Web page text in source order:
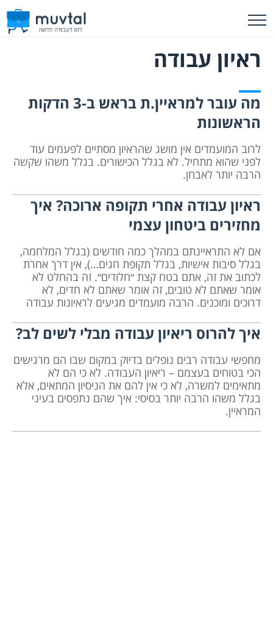
ראיון עבודה
מה עובר למראיין.ת בראש ב-3 הדקות
הראשונות
לרוב המועמדים אין מושג שהראיון מסתיים לפעמים עוד
לפני שהוא מתחיל. לא בגלל הכישורים. בגלל משהו שקשה
הרבה יותר לאבחן.
ראיון עבודה אחרי תקופה ארוכה? איך
מחזירים ביטחון עצמי
אם לא התראיינתם במהלך כמה חודשים (בגלל המלחמה,
בגלל סיבות אישיות, בגלל תקופת חגים…), אין דרך אחרת
לכתוב את זה, אתם בטח קצת ״חלודים״. זה בהחלט לא
אומר שאתם לא טובים, זה אומר שאתם לא חדים, לא
דרוכים ומוכנים. הרבה מועמדים מגיעים לראיונות עבודה
איך להרוס ריאיון עבודה מבלי לשים לב?
מחפשי עבודה רבים נופלים בדיוק במקום שבו הם מרגישים
הכי בטוחים בעצמם – ריאיון העבודה. לא כי הם לא
מתאימים למשרה, לא כי אין להם את הניסיון המתאים, אלא
בגלל משהו הרבה יותר בסיסי: איך שהם נתפסים בעיני
המראיין.